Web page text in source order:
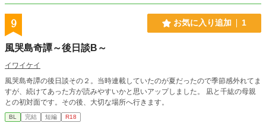
9 お気に入り追加 1
風哭島奇譚～後日談B～
イワイケイ
風哭島奇譚の後日談その２。当時連載していたのが夏だったので季節感外れてま
すが、続けてあった方が読みやすいかと思いアップしました。 凪と千紘の母親
との初対面です。その後、大切な場所へ行きます。
BL 完結 短編 R18